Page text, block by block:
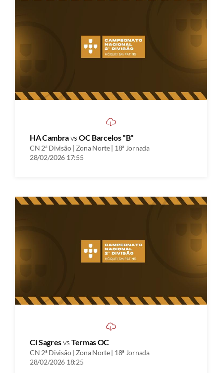
HA Cambravs OC Barcelos "B"
CN 2ª Divisão | Zona Norte | 18ª Jornada
28/02/2026 17:55
CI Sagresvs Termas OC
CN 2ª Divisão | Zona Norte | 18ª Jornada
28/02/2026 18:25